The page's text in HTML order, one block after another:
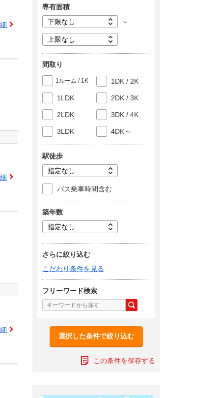
専有面積
～
間取り
1ルーム / 1K 1DK / 2K
1LDK 2DK / 3K
2LDK 3DK / 4K
3LDK 4DK～
駅徒歩
バス乗車時間含む
築年数
さらに絞り込む
こだわり条件を見る
フリーワード検索
選択した条件で絞り込む
この条件を保存する